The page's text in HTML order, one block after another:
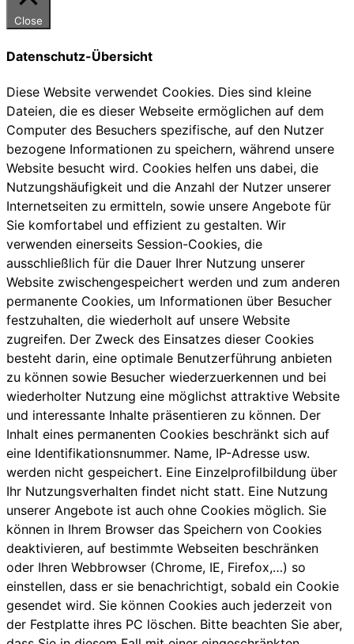
Close
Datenschutz-Übersicht
Diese Website verwendet Cookies. Dies sind kleine
Dateien, die es dieser Webseite ermöglichen auf dem
Computer des Besuchers spezifische, auf den Nutzer
bezogene Informationen zu speichern, während unsere
Website besucht wird. Cookies helfen uns dabei, die
Nutzungshäufigkeit und die Anzahl der Nutzer unserer
Internetseiten zu ermitteln, sowie unsere Angebote für
Sie komfortabel und effizient zu gestalten. Wir
verwenden einerseits Session-Cookies, die
ausschließlich für die Dauer Ihrer Nutzung unserer
Website zwischengespeichert werden und zum anderen
permanente Cookies, um Informationen über Besucher
festzuhalten, die wiederholt auf unsere Website
zugreifen. Der Zweck des Einsatzes dieser Cookies
besteht darin, eine optimale Benutzerführung anbieten
zu können sowie Besucher wiederzuerkennen und bei
wiederholter Nutzung eine möglichst attraktive Website
und interessante Inhalte präsentieren zu können. Der
Inhalt eines permanenten Cookies beschränkt sich auf
eine Identifikationsnummer. Name, IP-Adresse usw.
werden nicht gespeichert. Eine Einzelprofilbildung über
Ihr Nutzungsverhalten findet nicht statt. Eine Nutzung
unserer Angebote ist auch ohne Cookies möglich. Sie
können in Ihrem Browser das Speichern von Cookies
deaktivieren, auf bestimmte Webseiten beschränken
oder Ihren Webbrowser (Chrome, IE, Firefox,…) so
einstellen, dass er sie benachrichtigt, sobald ein Cookie
gesendet wird. Sie können Cookies auch jederzeit von
der Festplatte ihres PC löschen. Bitte beachten Sie aber,